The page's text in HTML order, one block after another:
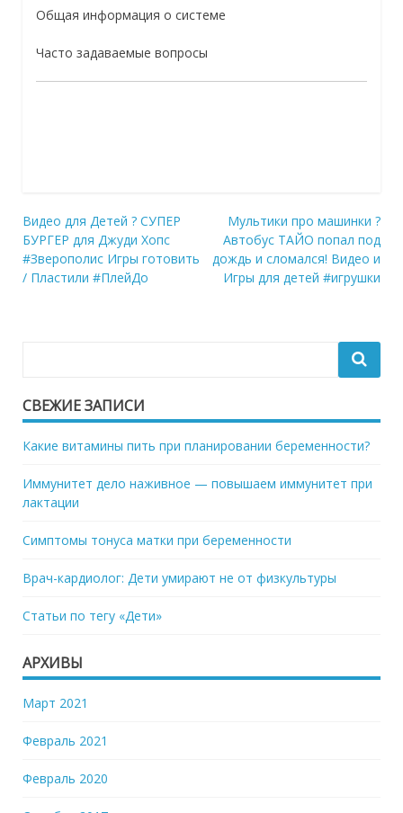
Общая информация о системе
Часто задаваемые вопросы
Навигация
по
записям
Видео для Детей ? СУПЕР
БУРГЕР для Джуди Хопс
#Зверополис Игры готовить
/ Пластили #ПлейДо
Мультики про машинки ?
Автобус ТАЙО попал под
дождь и сломался! Видео и
Игры для детей #игрушки
СВЕЖИЕ ЗАПИСИ
Какие витамины пить при планировании беременности?
Иммунитет дело наживное — повышаем иммунитет при
лактации
Симптомы тонуса матки при беременности
Врач-кардиолог: Дети умирают не от физкультуры
Статьи по тегу «Дети»
АРХИВЫ
Март 2021
Февраль 2021
Февраль 2020